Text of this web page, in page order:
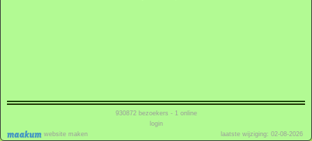
website maken
930872bezoekers - 1 online
login
laatste wijziging: 02-08-2026